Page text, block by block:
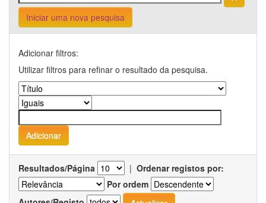
Iniciar uma nova pesquisa
Adicionar filtros:
Utilizar filtros para refinar o resultado da pesquisa.
Resultados/Página | Ordenar registos por:
Por ordem